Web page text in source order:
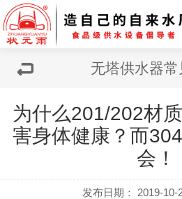
无塔供水器常
为什么201/202材
害身体健康？而
会！
发布日期： 2019-10-